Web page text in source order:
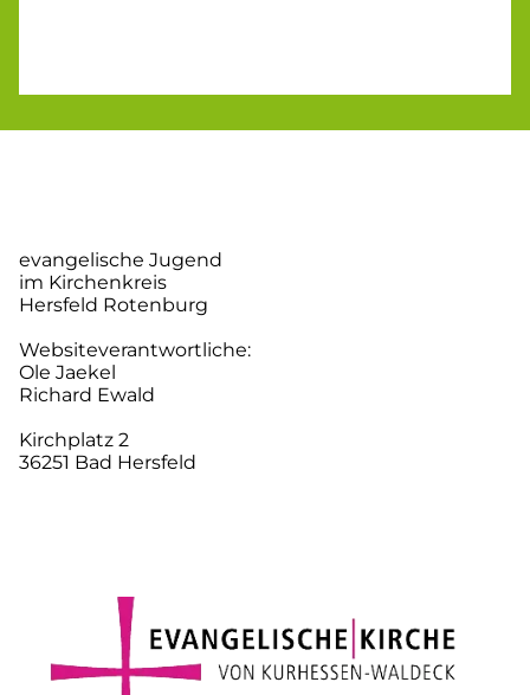
evangelische Jugend
im Kirchenkreis
Hersfeld Rotenburg
Websiteverantwortliche:
Ole Jaekel
Richard Ewald
Kirchplatz 2
36251 Bad Hersfeld